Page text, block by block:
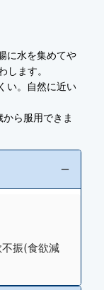
に水を集めてや
します。
い。自然に近い
ら服用できま
振(食欲減